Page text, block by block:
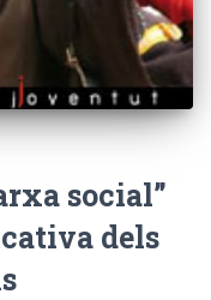
social”
dels